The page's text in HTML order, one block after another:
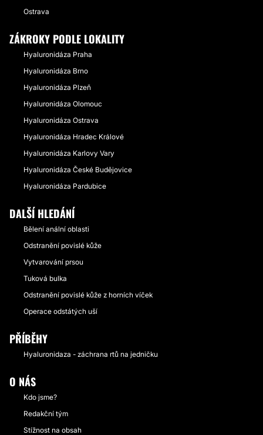
Ostrava
ZÁKROKY PODLE LOKALITY
Hyaluronidáza Praha
Hyaluronidáza Brno
Hyaluronidáza Plzeň
Hyaluronidáza Olomouc
Hyaluronidáza Ostrava
Hyaluronidáza Hradec Králové
Hyaluronidáza Karlovy Vary
Hyaluronidáza České Budějovice
Hyaluronidáza Pardubice
DALŠÍ HLEDÁNÍ
Bělení anální oblasti
Odstranění povislé kůže
Vytvarování prsou
Tuková bulka
Odstranění povislé kůže z horních víček
Operace odstátých uší
PŘÍBĚHY
Hyaluronidaza - záchrana rtů na jedničku
O NÁS
Kdo jsme?
Redakční tým
Stížnost na obsah